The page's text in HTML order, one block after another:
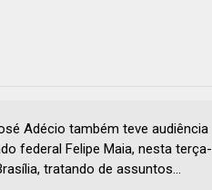
Adécio também teve audiência
federal Felipe Maia, nesta terça-
tratando de assuntos...